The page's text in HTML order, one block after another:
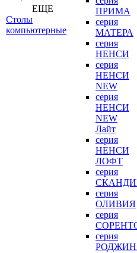
ЕЩЕ
Столы
компьютерные
ПРИМА
серия
МАТЕРА
серия
НЕНСИ
серия
НЕНСИ
NEW
серия
НЕНСИ
NEW
Лайт
серия
НЕНСИ
ЛОФТ
серия
серия
ОЛИВИЯ
серия
серия